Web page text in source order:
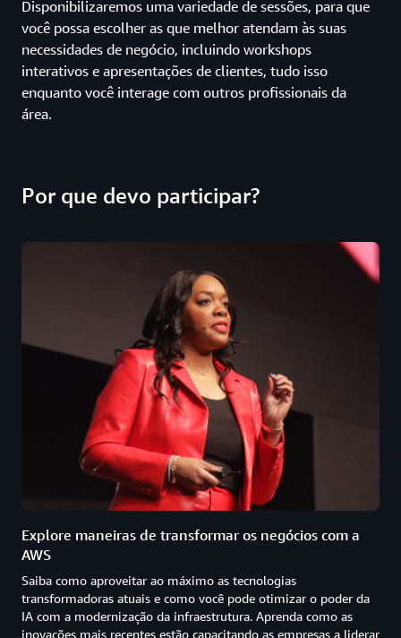
Disponibilizaremos uma variedade de sessões, para que
você possa escolher as que melhor atendam às suas
necessidades de negócio, incluindo workshops
interativos e apresentações de clientes, tudo isso
enquanto você interage com outros profissionais da
área.
Por que devo participar?
Explore maneiras de transformar os negócios com a
AWS
Saiba como aproveitar ao máximo as tecnologias
transformadoras atuais e como você pode otimizar o poder da
IA com a modernização da infraestrutura. Aprenda como as
inovações mais recentes estão capacitando as empresas a liderar